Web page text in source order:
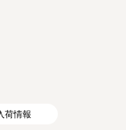
荷情報